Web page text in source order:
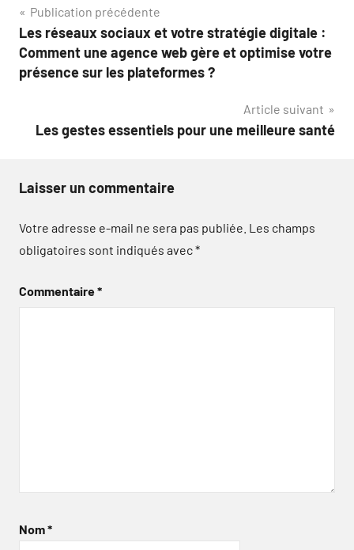
Navigation
de
l’article
Publication précédente
Les réseaux sociaux et votre stratégie digitale :
Comment une agence web gère et optimise votre
présence sur les plateformes ?
Article suivant
Les gestes essentiels pour une meilleure santé
Laisser un commentaire
Votre adresse e-mail ne sera pas publiée. Les champs
obligatoires sont indiqués avec*
Commentaire*
Nom*